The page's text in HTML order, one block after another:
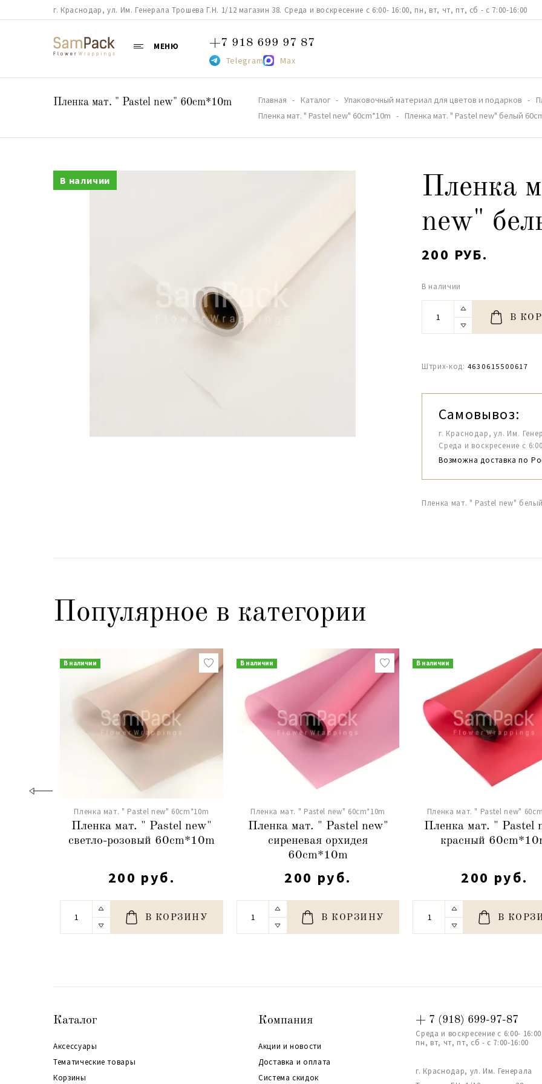
г. Краснодар, ул. Им. Генерала Трошева Г.Н. 1/12 магазин 38. Среда и воскресение с 6:00- 16:00, пн, вт, чт, пт, сб - с 7:00-16:00
МЕНЮ +7 918 699 97 87
Telegram Max
Пленка мат. " Pastel new" 60cm*10m Главная Каталог Упаковочный материал для цветов и подарков
Пленка мат. " Pastel new" 60cm*10m
Пленка мат. " Pastel new" белый
В наличии
Пленка
new"
200 РУБ.
В наличии
В
Штрих-код: 4630615500617
Самовывоз:
г. Краснодар, ул. Им.
Среда и воскресение с
Возможна доставка по
Пленка мат. " Pastel new"
Популярное в категории
В наличии
Пленка мат. " Pastel new" 60cm*10m
Пленка мат. " Pastel new"
светло-розовый 60cm*10m
200 руб.
В КОРЗИНУ
В наличии
Пленка мат. " Pastel new" 60cm*10m
Пленка мат. " Pastel new"
сиреневая орхидея
60cm*10m
200 руб.
В КОРЗИНУ
В наличии
Пленка мат. " Pastel new"
Пленка мат. " Pastel
красный
200 руб.
В
Каталог
Аксессуары
Тематические товары
Корзины
Компания
Акции и новости
Доставка и оплата
Система скидок
+ 7 (918) 699-97-87
Среда и воскресение с 6:00-
пн, вт, чт, пт, сб - с 7:00-16:00
г. Краснодар, ул. Им. Генерала